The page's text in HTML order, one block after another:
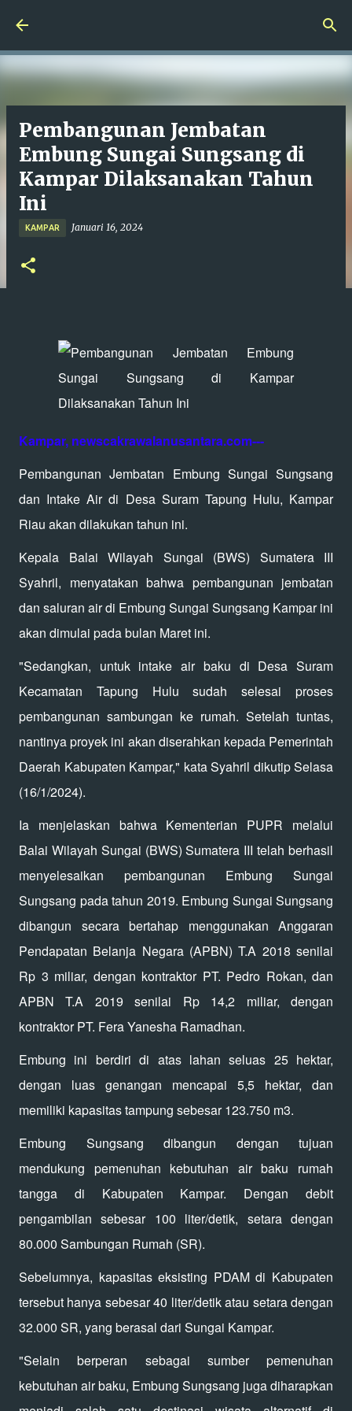
Pembangunan Jembatan
Embung Sungai Sungsang di
Kampar Dilaksanakan Tahun
Ini
KAMPAR Januari 16, 2024
Kampar, newscakrawalanusantara.com---
Pembangunan Jembatan Embung Sungai Sungsang
dan Intake Air di Desa Suram Tapung Hulu, Kampar
Riau akan dilakukan tahun ini.
Kepala Balai Wilayah Sungai (BWS) Sumatera III
Syahril, menyatakan bahwa pembangunan jembatan
dan saluran air di Embung Sungai Sungsang Kampar ini
akan dimulai pada bulan Maret ini.
"Sedangkan, untuk intake air baku di Desa Suram
Kecamatan Tapung Hulu sudah selesai proses
pembangunan sambungan ke rumah. Setelah tuntas,
nantinya proyek ini akan diserahkan kepada Pemerintah
Daerah Kabupaten Kampar," kata Syahril dikutip Selasa
(16/1/2024).
Ia menjelaskan bahwa Kementerian PUPR melalui
Balai Wilayah Sungai (BWS) Sumatera III telah berhasil
menyelesaikan pembangunan Embung Sungai
Sungsang pada tahun 2019. Embung Sungai Sungsang
dibangun secara bertahap menggunakan Anggaran
Pendapatan Belanja Negara (APBN) T.A 2018 senilai
Rp 3 miliar, dengan kontraktor PT. Pedro Rokan, dan
APBN T.A 2019 senilai Rp 14,2 miliar, dengan
kontraktor PT. Fera Yanesha Ramadhan.
Embung ini berdiri di atas lahan seluas 25 hektar,
dengan luas genangan mencapai 5,5 hektar, dan
memiliki kapasitas tampung sebesar 123.750 m3.
Embung Sungsang dibangun dengan tujuan
mendukung pemenuhan kebutuhan air baku rumah
tangga di Kabupaten Kampar. Dengan debit
pengambilan sebesar 100 liter/detik, setara dengan
80.000 Sambungan Rumah (SR).
Sebelumnya, kapasitas eksisting PDAM di Kabupaten
tersebut hanya sebesar 40 liter/detik atau setara dengan
32.000 SR, yang berasal dari Sungai Kampar.
"Selain berperan sebagai sumber pemenuhan
kebutuhan air baku, Embung Sungsang juga diharapkan